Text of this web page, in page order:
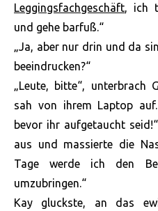
Leggingsfachgeschäft, ich
und gehe barfuß.“
„Ja, aber nur drin und da
beeindrucken?“
„Leute, bitte“, unterbrach
sah von ihrem Laptop
bevor ihr aufgetaucht
aus und massierte die
Tage werde ich den
umzubringen.“
Kay gluckste, an das